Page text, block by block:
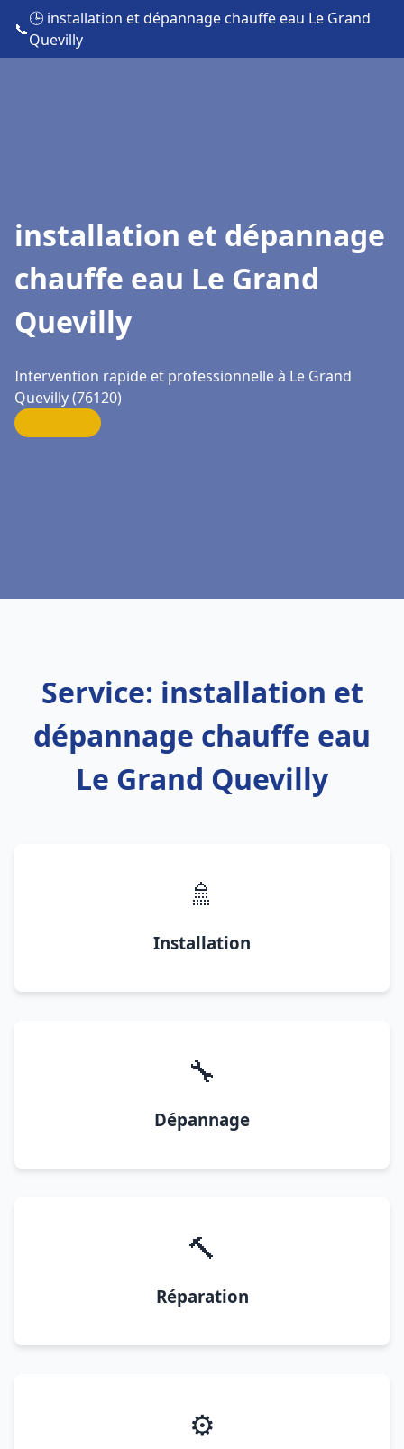
📞
🕒 installation et dépannage chauffe eau Le Grand
Quevilly
installation et dépannage
chauffe eau Le Grand
Quevilly
Intervention rapide et professionnelle à Le Grand
Quevilly (76120)
Service: installation et
dépannage chauffe eau
Le Grand Quevilly
🚿
Installation
🔧
Dépannage
🔨
Réparation
⚙️